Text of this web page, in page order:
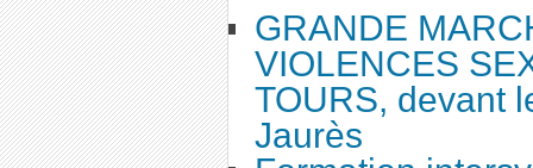
GRANDE
VIOLENCES
TOURS, devant
Jaurès